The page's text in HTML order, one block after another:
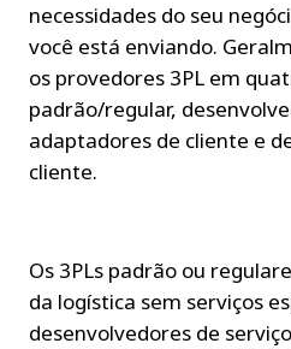
necessidades do seu
você está enviando.
os provedores 3PL em
padrão/regular,
adaptadores de cliente e
cliente.
Os 3PLs padrão ou
da logística sem serviços
desenvolvedores de